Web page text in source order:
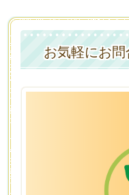
お気軽にお